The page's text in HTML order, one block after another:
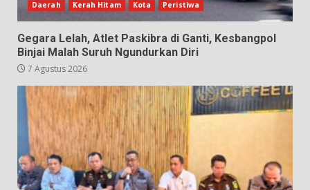
Daerah Kerah Hitam Kota Peristiwa
Gegara Lelah, Atlet Paskibra di Ganti, Kesbangpol
Binjai Malah Suruh Ngundurkan Diri
7 Agustus 2026